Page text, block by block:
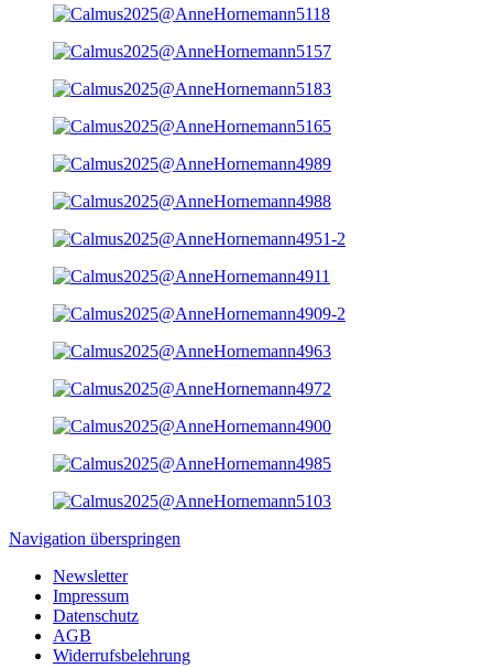
Navigation überspringen
Newsletter
Impressum
Datenschutz
AGB
Widerrufsbelehrung